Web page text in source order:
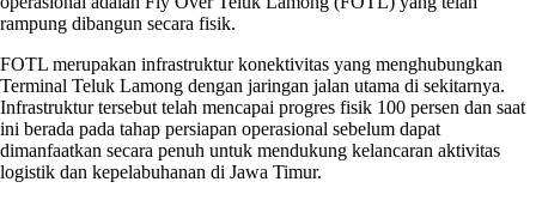
rampung dibangun secara fisik.
FOTL merupakan infrastruktur konektivitas yang menghubungkan
Terminal Teluk Lamong dengan jaringan jalan utama di sekitarnya.
Infrastruktur tersebut telah mencapai progres fisik 100 persen dan saat
ini berada pada tahap persiapan operasional sebelum dapat
dimanfaatkan secara penuh untuk mendukung kelancaran aktivitas
logistik dan kepelabuhanan di Jawa Timur.